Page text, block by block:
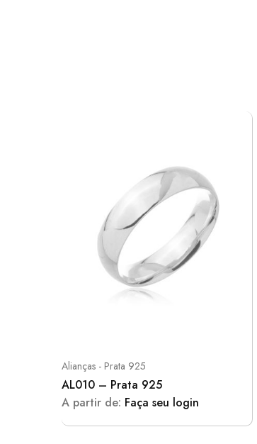
Alianças - Prata 925
AL010 – Prata 925
A partir de: Faça seu login